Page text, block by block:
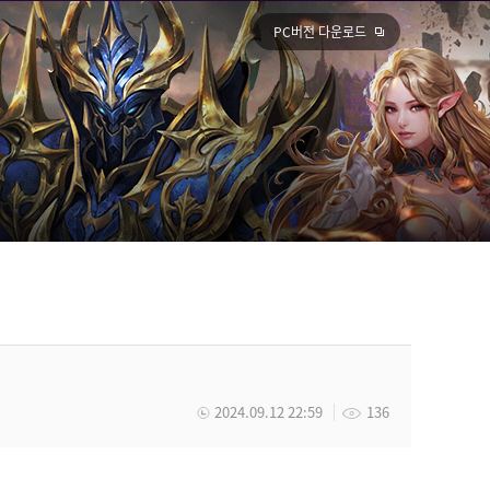
PC버전 다운로드
136
2024.09.12 22:59